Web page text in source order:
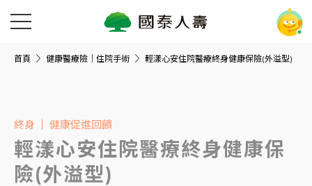
首頁 健康醫療險｜住院手術 輕漾心安住院醫療終身健康保險(外溢型)
終身 健康促進回饋
輕漾心安住院醫療終身健康保
險(外溢型)